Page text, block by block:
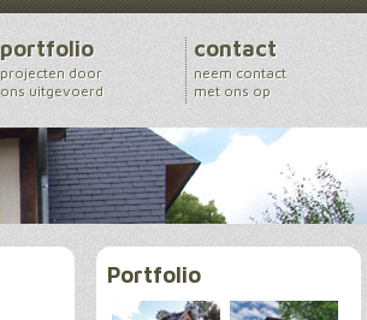
portfolio
projecten door
ons uitgevoerd
contact
neem contact
met ons op
Portfolio